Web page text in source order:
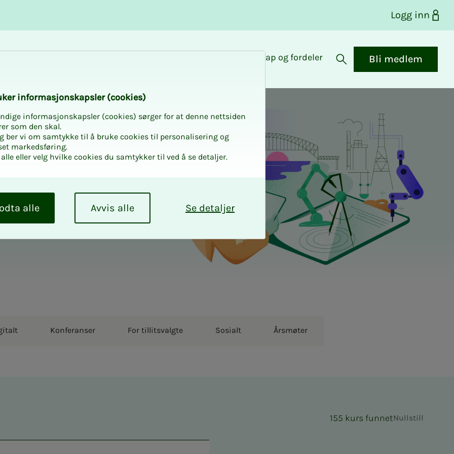
Logg inn
Medlemskap og fordeler
Åpne søk
Bli medlem
Konferanser For tillitsvalgte Sosialt Årsmøter
155 kurs funnetNullstill
in­­­for­­­ma­­­sjons­­­kaps­­­­­ler (cookies)
informasjonskapsler (cookies) sørger for at denne nettsiden
som den skal.
ber vi om samtykke til å bruke cookies til personalisering og
markedsføring.
eller velg hvilke cookies du samtykker til ved å se detaljer.
Se detaljer
Avvis alle
alle